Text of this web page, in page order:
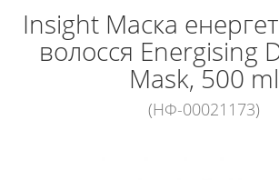
Insight Маска
волосся Energising
Mask, 500 ml
(НФ-00021173)